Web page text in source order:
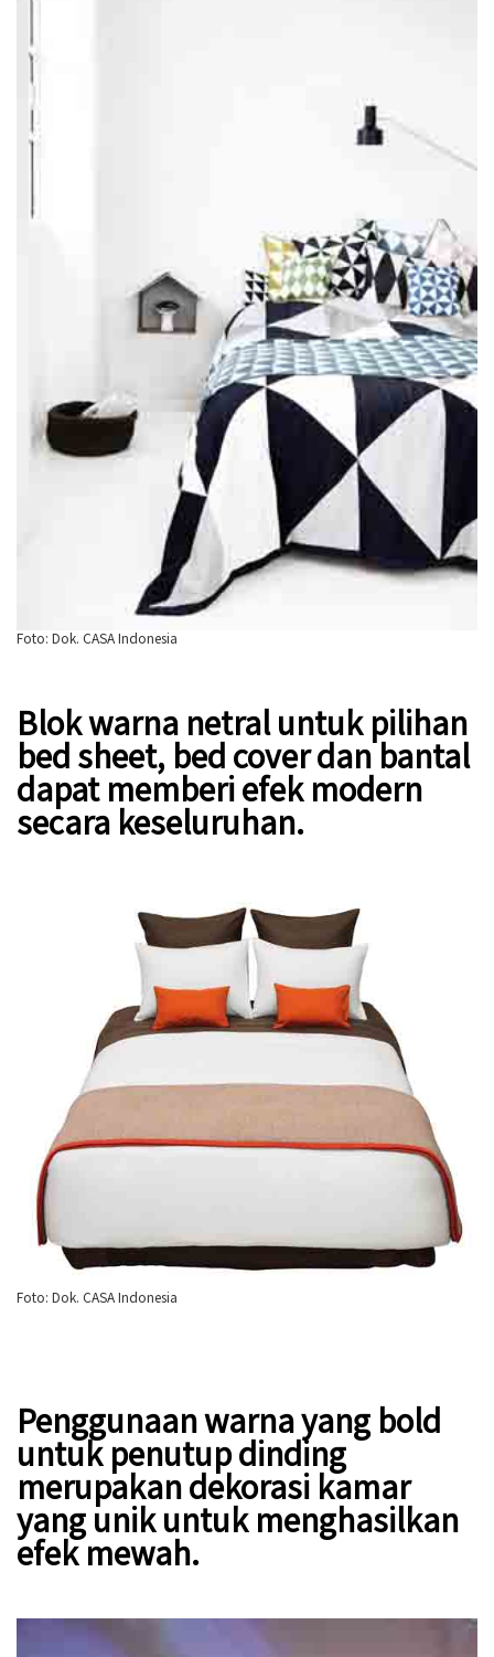
Foto: Dok. CASA Indonesia
Blok warna netral untuk pilihan
bed sheet, bed cover dan bantal
dapat memberi efek modern
secara keseluruhan.
Foto: Dok. CASA Indonesia
Penggunaan warna yang bold
untuk penutup dinding
merupakan dekorasi kamar
yang unik untuk menghasilkan
efek mewah.